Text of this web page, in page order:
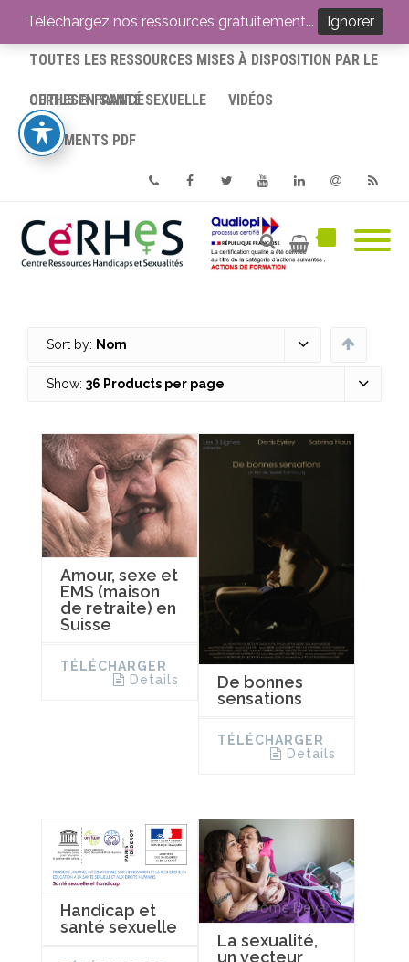
ACCUEIL
TOUTES LES RESSOURCES MISES À DISPOSITION PAR LE
CERHES® FRANCE
OUTILS EN SANTÉ SEXUELLE VIDÉOS
DOCUMENTS PDF
PhoneFacebookTwitterYoutube
Sort by: Nom
Show: 36 Products per page
Amour, sexe et
EMS (maison
de retraite) en
Suisse
TÉLÉCHARGER
Details
De bonnes
sensations
TÉLÉCHARGER
Details
Handicap et
santé sexuelle
La sexualité,
un vecteur
Téléchargez nos ressources gratuitement... Ignorer